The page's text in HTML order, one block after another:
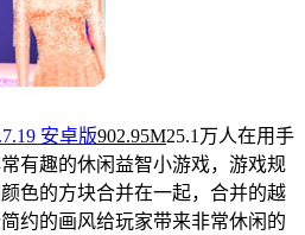
安卓版902.95M25.1万人在用手
有趣的休闲益智小游戏，游戏规
色的方块合并在一起，合并的越
约的画风给玩家带来非常休闲的